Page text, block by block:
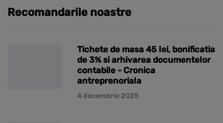
Recomandarile noastre
Tichete de masa 45 lei, bonificatia
de 3% si arhivarea documentelor
contabile - Cronica
antreprenoriala
4 decembrie 2025